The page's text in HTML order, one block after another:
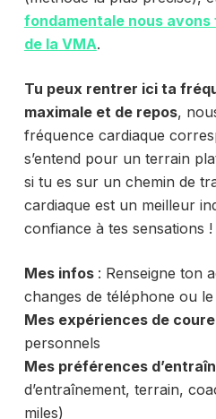
fondamentale nous
de la VMA.
Tu peux rentrer ici ta
maximale et de repos,
fréquence cardiaque
s’entend pour un terrain
si tu es sur un chemin de
cardiaque est un meilleur
confiance à tes sensations !
Mes infos : Renseigne ton
changes de téléphone ou
Mes expériences de
personnels
Mes préférences
d’entraînement, terrain,
miles)